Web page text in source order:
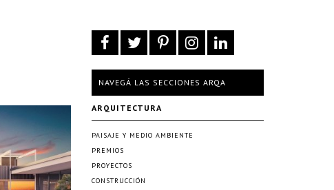
NAVEGÁ LAS SECCIONES ARQA
ARQUITECTURA
PAISAJE Y MEDIO AMBIENTE
PREMIOS
PROYECTOS
CONSTRUCCIÓN